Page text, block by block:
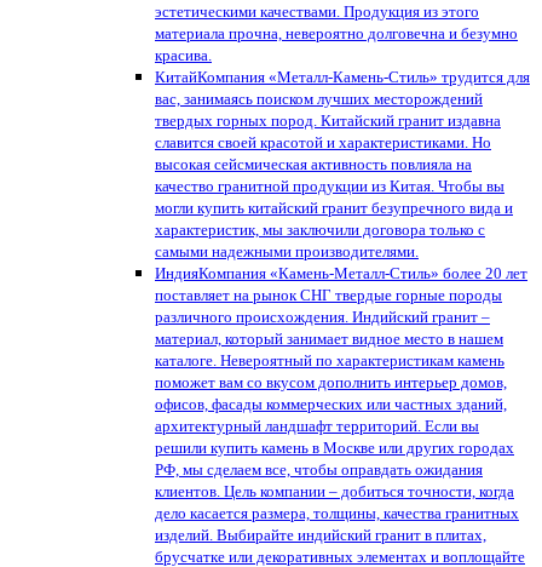
эстетическими качествами. Продукция из этого
материала прочна, невероятно долговечна и безумно
красива.
КитайКомпания «Металл-Камень-Стиль» трудится для
вас, занимаясь поиском лучших месторождений
твердых горных пород. Китайский гранит издавна
славится своей красотой и характеристиками. Но
высокая сейсмическая активность повлияла на
качество гранитной продукции из Китая. Чтобы вы
могли купить китайский гранит безупречного вида и
характеристик, мы заключили договора только с
самыми надежными производителями.
ИндияКомпания «Камень-Металл-Стиль» более 20 лет
поставляет на рынок СНГ твердые горные породы
различного происхождения. Индийский гранит –
материал, который занимает видное место в нашем
каталоге. Невероятный по характеристикам камень
поможет вам со вкусом дополнить интерьер домов,
офисов, фасады коммерческих или частных зданий,
архитектурный ландшафт территорий. Если вы
решили купить камень в Москве или других городах
РФ, мы сделаем все, чтобы оправдать ожидания
клиентов. Цель компании – добиться точности, когда
дело касается размера, толщины, качества гранитных
изделий. Выбирайте индийский гранит в плитах,
брусчатке или декоративных элементах и воплощайте